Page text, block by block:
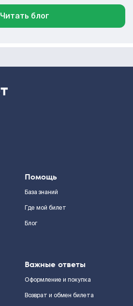
Читать блог
Помощь
База знаний
Где мой билет
Блог
Важные ответы
Оформление и покупка
Возврат и обмен билета